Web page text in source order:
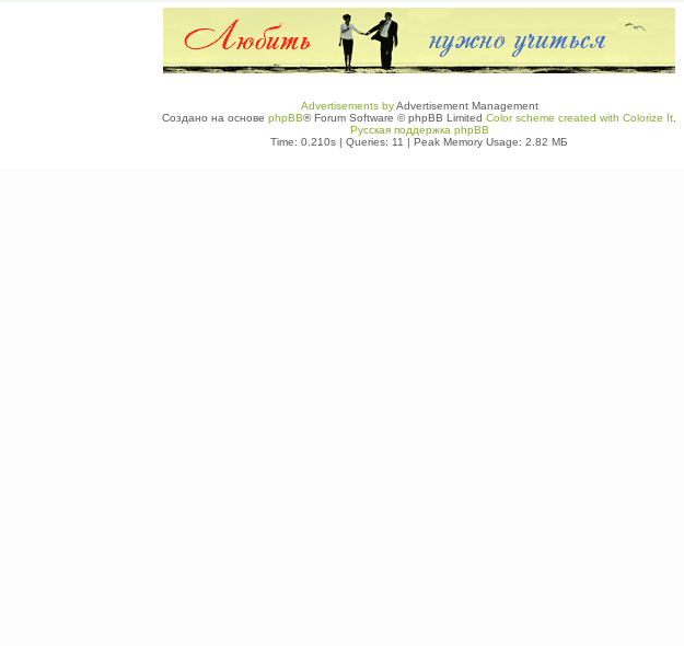
Advertisements byAdvertisement Management
Создано на основе phpBB® Forum Software © phpBB Limited Color scheme created with Colorize It
Русская поддержка phpBB
Time: 0.210s | Queries: 11 | Peak Memory Usage: 2.82 МБ